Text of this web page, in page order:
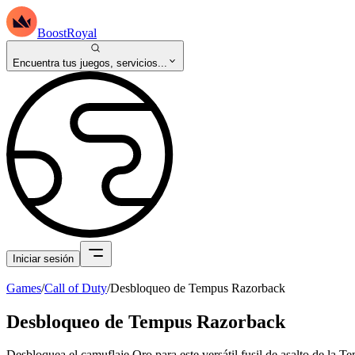
BoostRoyal
Encuentra tus juegos, servicios...
Iniciar sesión
Games/Call of Duty/Desbloqueo de Tempus Razorback
Desbloqueo de Tempus Razorback